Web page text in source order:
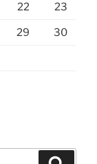
22 23
29 30